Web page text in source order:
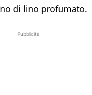
di lino profumato.
Pubblicità